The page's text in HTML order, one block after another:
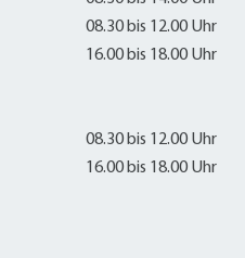
08.30 bis 12.00 Uhr
16.00 bis 18.00 Uhr
08.30 bis 12.00 Uhr
16.00 bis 18.00 Uhr